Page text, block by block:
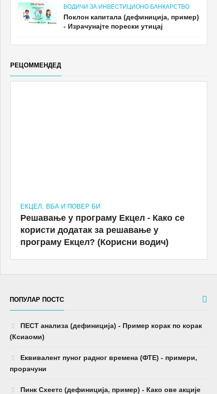
ВОДИЧИ ЗА ИНВЕСТИЦИОНО БАНКАРСТВО
Поклон капитала (дефиниција, пример)
- Израчунајте порески утицај
РЕЦОММЕНДЕД
ЕКЦЕЛ, ВБА И ПОВЕР БИ
Решавање у програму Екцел - Како се
користи додатак за решавање у
програму Екцел? (Корисни водич)
ПОПУЛАР ПОСТС
ПЕСТ анализа (дефиниција) - Пример корак по корак
(Ксиаоми)
Еквивалент пуног радног времена (ФТЕ) - примери,
прорачуни
Пинк Схеетс (дефиниција, пример) - Како ове акције